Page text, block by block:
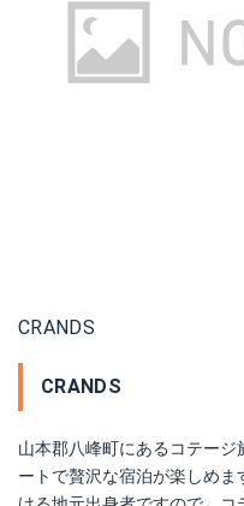
CRANDS
CRANDS
山本郡八峰町にあるコテー
ートで贅沢な宿泊が楽しめ